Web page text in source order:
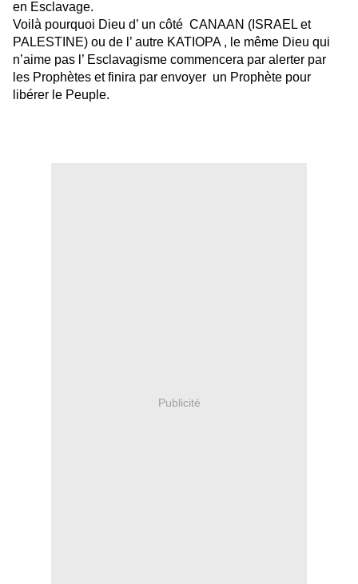
en Esclavage.
Voilà pourquoi Dieu d’ un côté CANAAN (ISRAEL et
PALESTINE) ou de l’ autre KATIOPA , le même Dieu qui
n’aime pas l’ Esclavagisme commencera par alerter par
les Prophètes et finira par envoyer un Prophète pour
libérer le Peuple.
Publicité